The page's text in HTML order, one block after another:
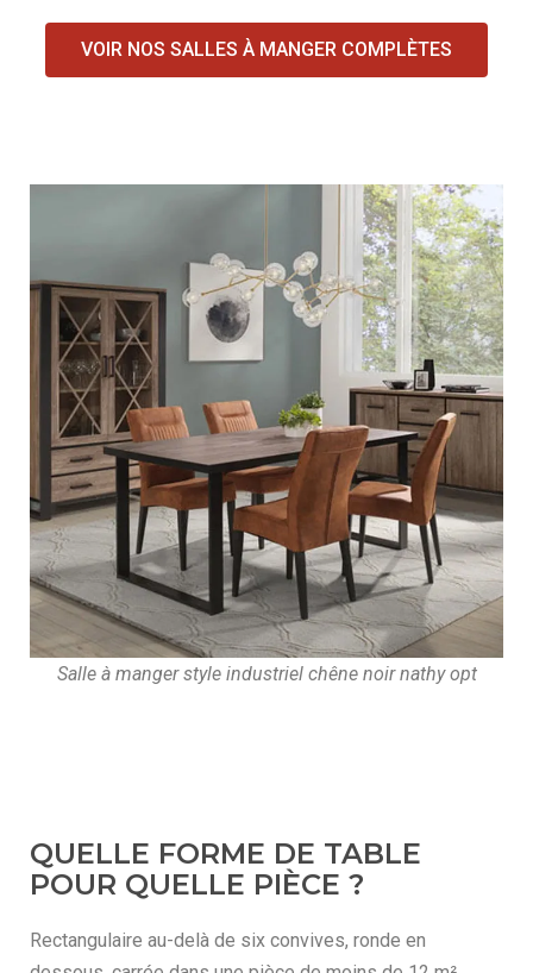
VOIR NOS SALLES À MANGER COMPLÈTES
Salle à manger style industriel chêne noir nathy opt
QUELLE FORME DE TABLE
POUR QUELLE PIÈCE ?
Rectangulaire au-delà de six convives, ronde en